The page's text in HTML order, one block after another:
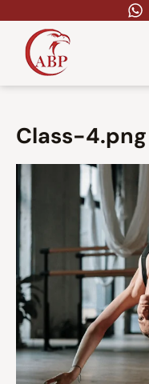
Class-4.png